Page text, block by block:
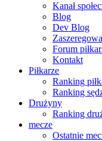
Kanał
Blog
Dev Blog
Forum
Kontakt
Piłkarze
Ranking
Ranking
Drużyny
Ranking
mecze
Ostatnie